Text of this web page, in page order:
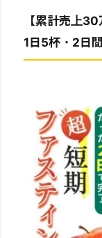
【累計売上
1日5杯・2日